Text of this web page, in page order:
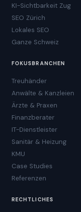
KI-Sichtbarkeit Zug
SEO Zürich
Lokales SEO
Ganze Schweiz
FOKUSBRANCHEN
Treuhänder
Anwälte & Kanzleien
Ärzte & Praxen
Finanzberater
IT-Dienstleister
Sanitär & Heizung
KMU
Case Studies
Referenzen
RECHTLICHES